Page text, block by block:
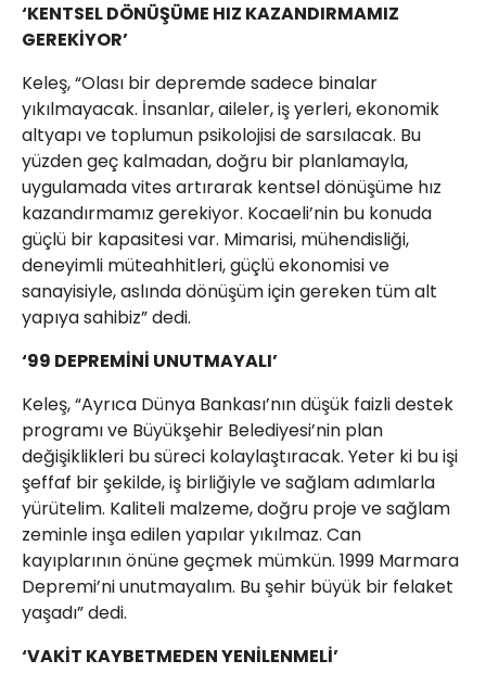
‘KENTSEL DÖNÜŞÜME HIZ KAZANDIRMAMIZ
GEREKİYOR’
Keleş, “Olası bir depremde sadece binalar
yıkılmayacak. İnsanlar, aileler, iş yerleri, ekonomik
altyapı ve toplumun psikolojisi de sarsılacak. Bu
yüzden geç kalmadan, doğru bir planlamayla,
uygulamada vites artırarak kentsel dönüşüme hız
kazandırmamız gerekiyor. Kocaeli’nin bu konuda
güçlü bir kapasitesi var. Mimarisi, mühendisliği,
deneyimli müteahhitleri, güçlü ekonomisi ve
sanayisiyle, aslında dönüşüm için gereken tüm alt
yapıya sahibiz” dedi.
‘99 DEPREMİNİ UNUTMAYALI’
Keleş, “Ayrıca Dünya Bankası’nın düşük faizli destek
programı ve Büyükşehir Belediyesi’nin plan
değişiklikleri bu süreci kolaylaştıracak. Yeter ki bu işi
şeffaf bir şekilde, iş birliğiyle ve sağlam adımlarla
yürütelim. Kaliteli malzeme, doğru proje ve sağlam
zeminle inşa edilen yapılar yıkılmaz. Can
kayıplarının önüne geçmek mümkün. 1999 Marmara
Depremi’ni unutmayalım. Bu şehir büyük bir felaket
yaşadı” dedi.
‘VAKİT KAYBETMEDEN YENİLENMELİ’